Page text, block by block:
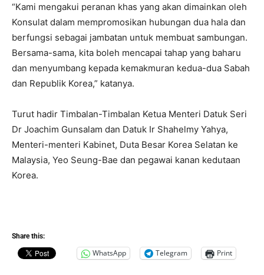
“Kami mengakui peranan khas yang akan dimainkan oleh
Konsulat dalam mempromosikan hubungan dua hala dan
berfungsi sebagai jambatan untuk membuat sambungan.
Bersama-sama, kita boleh mencapai tahap yang baharu
dan menyumbang kepada kemakmuran kedua-dua Sabah
dan Republik Korea,” katanya.
Turut hadir Timbalan-Timbalan Ketua Menteri Datuk Seri
Dr Joachim Gunsalam dan Datuk Ir Shahelmy Yahya,
Menteri-menteri Kabinet, Duta Besar Korea Selatan ke
Malaysia, Yeo Seung-Bae dan pegawai kanan kedutaan
Korea.
Share this:
WhatsApp Telegram Print